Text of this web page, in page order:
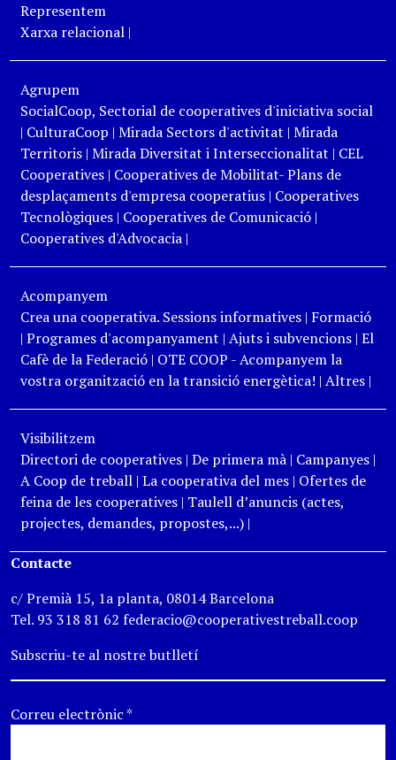
Representem
Xarxa relacional|
Agrupem
SocialCoop, Sectorial de cooperatives d'iniciativa social
| CulturaCoop | Mirada Sectors d'activitat | Mirada
Territoris| Mirada Diversitat i Interseccionalitat | CEL
Cooperatives| Cooperatives de Mobilitat- Plans de
desplaçaments d'empresa cooperatius| Cooperatives
Tecnològiques| Cooperatives de Comunicació|
Cooperatives d'Advocacia|
Acompanyem
Crea una cooperativa. Sessions informatives| Formació
| Programes d'acompanyament | Ajuts i subvencions| El
Cafè de la Federació| OTE COOP - Acompanyem la
vostra organització en la transició energètica! | Altres|
Visibilitzem
Directori de cooperatives| De primera mà| Campanyes|
A Coop de treball| La cooperativa del mes| Ofertes de
feina de les cooperatives| Taulell d’anuncis (actes,
projectes, demandes, propostes,...)|
Contacte
c/ Premià 15, 1a planta, 08014 Barcelona
Tel. 93 318 81 62 federacio@cooperativestreball.coop
Subscriu-te al nostre butlletí
Correu electrònic*